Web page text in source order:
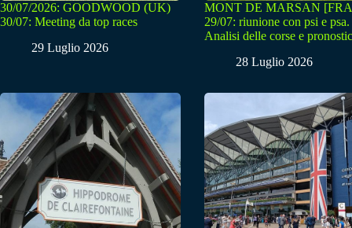
30/07/2026: GOODWOOD (UK)
30/07: Meeting da top races
29 Luglio 2026
MONT DE MARSAN
29/07: riunione con psi e psa.
Analisi delle corse e
28 Luglio 2026